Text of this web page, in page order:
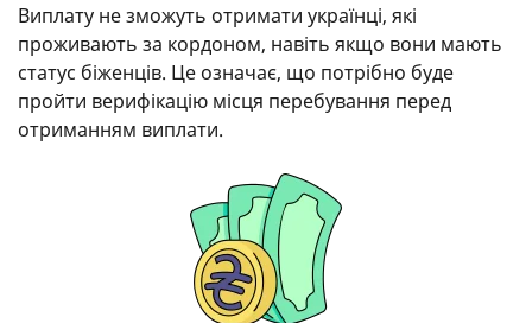
Виплату не зможуть отримати українці, які
проживають за кордоном, навіть якщо вони мають
статус біженців. Це означає, що потрібно буде
пройти верифікацію місця перебування перед
отриманням виплати.